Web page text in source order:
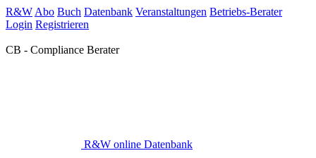
R&W Abo Buch Datenbank Veranstaltungen Betriebs-Berater
Login Registrieren
CB - Compliance Berater
R&W online Datenbank